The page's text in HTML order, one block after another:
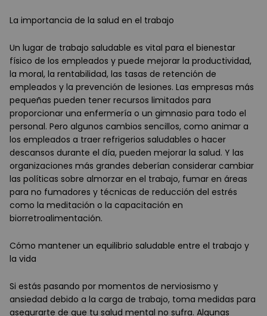
La importancia de la salud en el trabajo
Un lugar de trabajo saludable es vital para el bienestar
físico de los empleados y puede mejorar la productividad,
la moral, la rentabilidad, las tasas de retención de
empleados y la prevención de lesiones. Las empresas más
pequeñas pueden tener recursos limitados para
proporcionar una enfermería o un gimnasio para todo el
personal. Pero algunos cambios sencillos, como animar a
los empleados a traer refrigerios saludables o hacer
descansos durante el día, pueden mejorar la salud. Y las
organizaciones más grandes deberían considerar cambiar
las políticas sobre almorzar en el trabajo, fumar en áreas
para no fumadores y técnicas de reducción del estrés
como la meditación o la capacitación en
biorretroalimentación.
Cómo mantener un equilibrio saludable entre el trabajo y
la vida
Si estás pasando por momentos de nerviosismo y
ansiedad debido a la carga de trabajo, toma medidas para
asegurarte de que tu salud mental no sufra. Algunas